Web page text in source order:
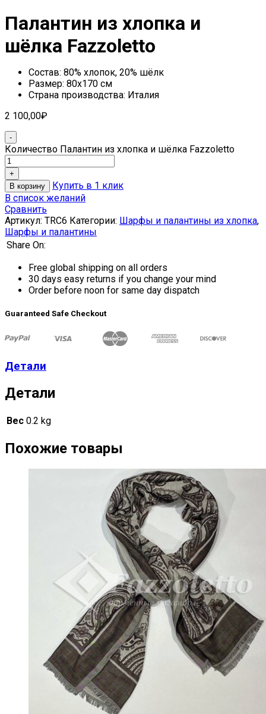
Палантин из хлопка и
шёлка Fazzoletto
Состав: 80% хлопок, 20% шёлк
Размер: 80х170 см
Страна производства: Италия
2 100,00₽
Количество Палантин из хлопка и шёлка Fazzoletto
В корзину
Купить в 1 клик
В список желаний
Сравнить
Артикул: TRC6 Категории: Шарфы и палантины из хлопка,
Шарфы и палантины
Share On:
Free global shipping on all orders
30 days easy returns if you change your mind
Order before noon for same day dispatch
Guaranteed Safe Checkout
Детали
Детали
Вес 0.2 kg
Похожие товары